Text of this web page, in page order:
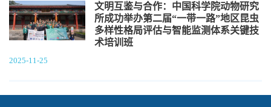
文明互鉴与合作：中国科学院动物研究
所成功举办第二届“一带一路”地区昆虫
多样性格局评估与智能监测体系关键技
术培训班
2025-11-25